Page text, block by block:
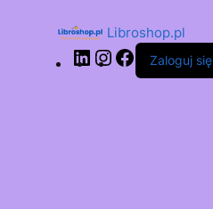
Libroshop.pl
Zaloguj się